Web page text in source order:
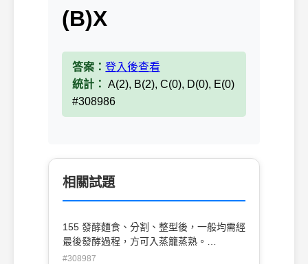
(B)X
答案： 登入後查看
統計： A(2), B(2), C(0), D(0), E(0)
#308986
相關試題
155 發酵麵食、分割、整型後，一般均需經
最後發酵過程，方可入蒸籠蒸熟。
(A)O(B)X
#308987